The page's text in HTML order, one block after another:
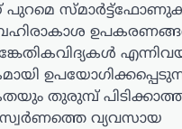
പുറമെ
തുരുമ്പ്
വ്യവസായ